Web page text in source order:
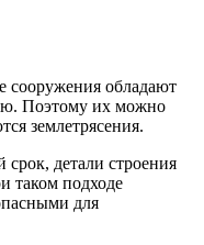
сооружения обладают
Поэтому их можно
землетрясения.
детали строения
таком подходе
для